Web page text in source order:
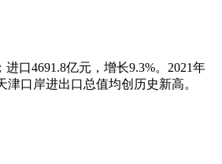
进口4691.8亿元，增长9.3%。2021年
津口岸进出口总值均创历史新高。